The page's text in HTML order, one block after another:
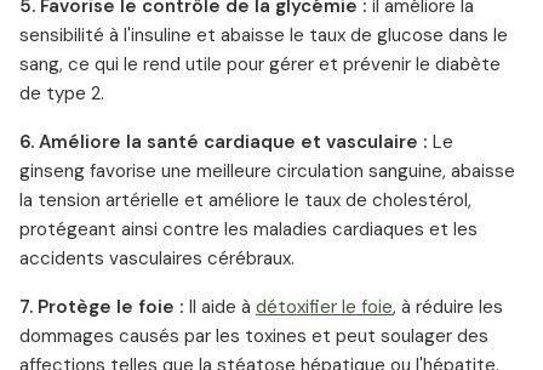
5. Favorise le contrôle de la glycémie : il améliore la
sensibilité à l'insuline et abaisse le taux de glucose dans le
sang, ce qui le rend utile pour gérer et prévenir le diabète
de type 2.
6. Améliore la santé cardiaque et vasculaire : Le
ginseng favorise une meilleure circulation sanguine, abaisse
la tension artérielle et améliore le taux de cholestérol,
protégeant ainsi contre les maladies cardiaques et les
accidents vasculaires cérébraux.
7. Protège le foie : Il aide à détoxifier le foie, à réduire les
dommages causés par les toxines et peut soulager des